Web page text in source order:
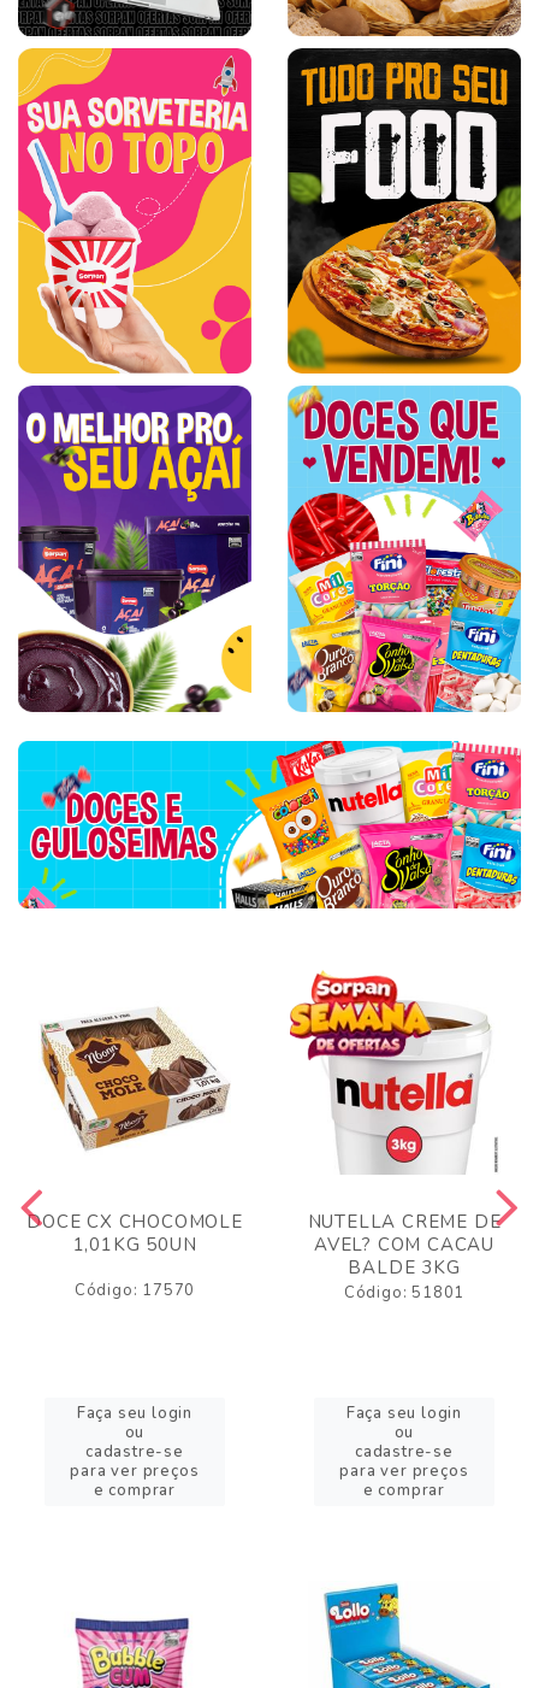
DOCE CX CHOCOMOLE
1,01KG 50UN
Código: 17570
Faça seu login
ou
cadastre-se
para ver preços
e comprar
NUTELLA CREME DE
AVEL? COM CACAU
BALDE 3KG
Código: 51801
Faça seu login
ou
cadastre-se
para ver preços
e comprar